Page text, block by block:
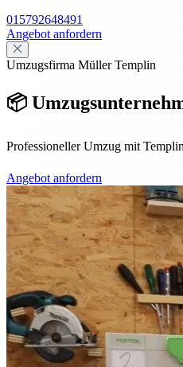
015792648491
Angebot anfordern
Umzugsfirma Müller Templin
📦
Professioneller Umzug mit
Angebot anfordern